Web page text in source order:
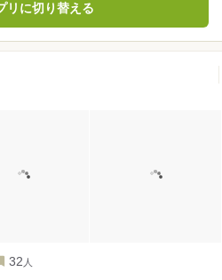
リに切り替える
32 人